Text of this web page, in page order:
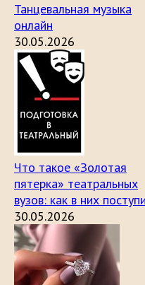
Танцевальная музыка
онлайн
30.05.2026
Что такое «Золотая
пятерка» театральных
вузов: как в них
30.05.2026